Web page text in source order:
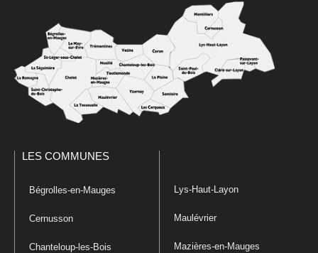
LES COMMUNES
Bégrolles-en-Mauges
Cernusson
Chanteloup-les-Bois
Lys-Haut-Layon
Maulévrier
Mazières-en-Mauges